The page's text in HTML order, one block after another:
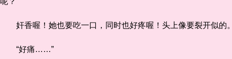
奸香喔！她也要吃一口，同时也好疼喔！头上像要裂开似的。
“好痛……”